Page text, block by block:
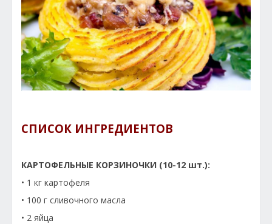
СПИСОК ИНГРЕДИЕНТОВ
КАРТОФЕЛЬНЫЕ КОРЗИНОЧКИ (10-12 шт.):
• 1 кг картофеля
• 100 г сливочного масла
• 2 яйца